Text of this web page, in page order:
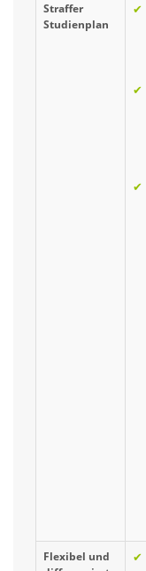
Straffer
Studienplan
Flexibel und